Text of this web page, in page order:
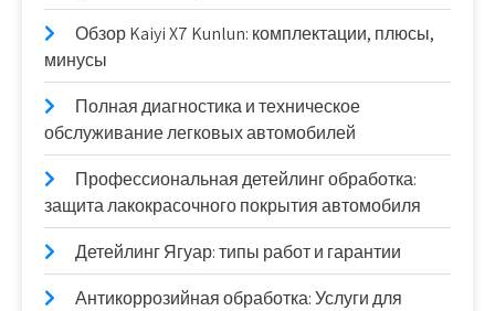
Обзор Kaiyi X7 Kunlun: комплектации, плюсы,
минусы
Полная диагностика и техническое
обслуживание легковых автомобилей
Профессиональная детейлинг обработка:
защита лакокрасочного покрытия автомобиля
Детейлинг Ягуар: типы работ и гарантии
Антикоррозийная обработка: Услуги для